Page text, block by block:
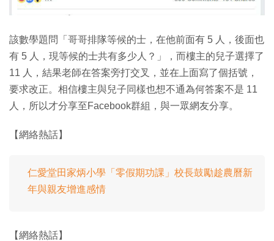
該數學題問「哥哥排隊等候的士，在他前面有 5 人，後面也
有 5 人，現等候的士共有多少人？」，而樓主的兒子選擇了
11 人，結果老師在答案旁打交叉，並在上面寫了個括號，
要求改正。相信樓主與兒子同樣也想不通為何答案不是 11
人，所以才分享至Facebook群組，與一眾網友分享。
【網絡熱話】
仁愛堂田家炳小學「零假期功課」校長鼓勵趁農曆新
年與親友增進感情
【網絡熱話】